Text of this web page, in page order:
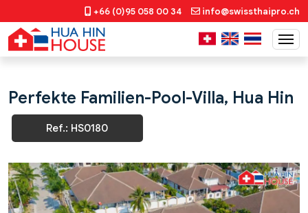
+66 (0)95 058 00 34 info@swissthaipro.ch
Perfekte Familien-Pool-Villa, Hua Hin
Ref.: HS0180